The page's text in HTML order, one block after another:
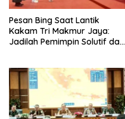
Pesan Bing Saat Lantik
Kakam Tri Makmur Jaya:
Jadilah Pemimpin Solutif dan